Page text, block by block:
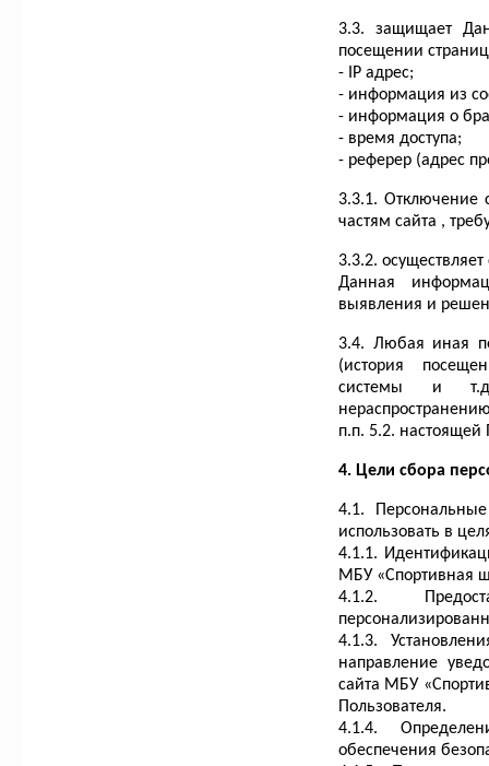
3.3. защищает
посещении
- IP адрес;
- информация из
- информация о
- время доступа;
- реферер (адрес
3.3.1. Отключение
частям сайта ,
3.3.2.
Данная
выявления и
3.4. Любая иная
(история
системы и
п.п. 5.2.
4. Цели сбора
4.1.
использовать в
4.1.1.
МБУ «Спортивная
4.1.2.
4.1.3.
направление
сайта МБУ
Пользователя.
4.1.4.
обеспечения